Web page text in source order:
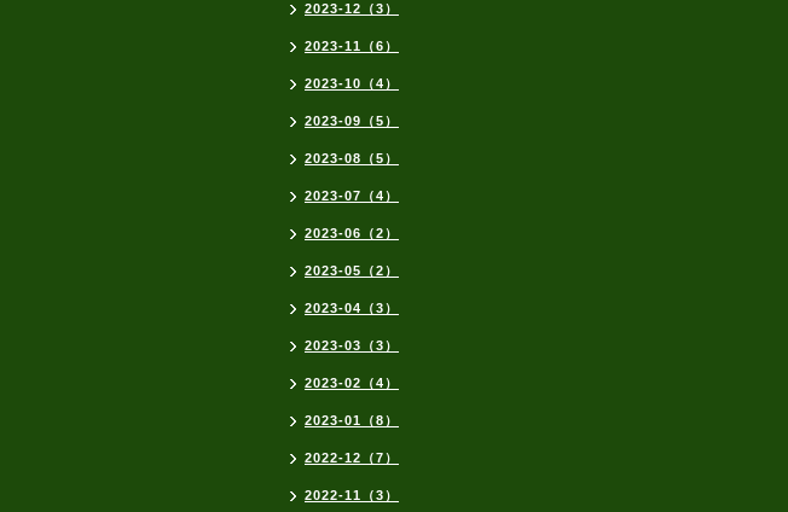
2023-12（3）
2023-11（6）
2023-10（4）
2023-09（5）
2023-08（5）
2023-07（4）
2023-06（2）
2023-05（2）
2023-04（3）
2023-03（3）
2023-02（4）
2023-01（8）
2022-12（7）
2022-11（3）